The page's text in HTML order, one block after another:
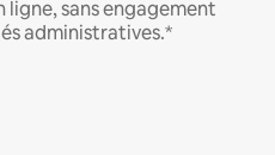
ligne, sans engagement
administratives.*